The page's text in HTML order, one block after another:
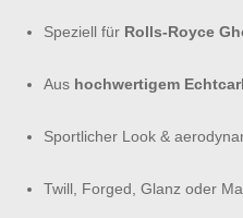
Speziell für Rolls-Royce
Aus hochwertigem
Sportlicher Look &
Twill, Forged, Glanz oder